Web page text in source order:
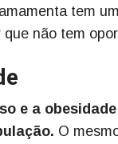
tem
que não tem
e a
O